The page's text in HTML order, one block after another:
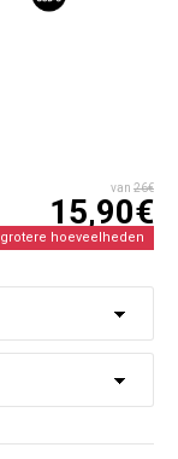
van 26€
15,90€
hoeveelheden